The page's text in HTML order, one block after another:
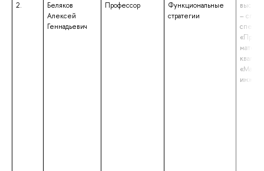
2.
Беляков
Алексей
Геннадьевич
Профессор
Функциональные
стратегии
–